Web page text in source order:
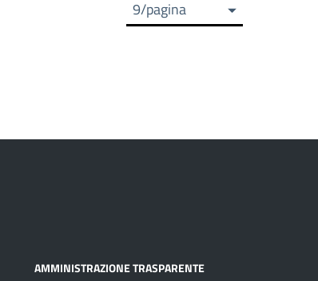
9/pagina
AMMINISTRAZIONE TRASPARENTE